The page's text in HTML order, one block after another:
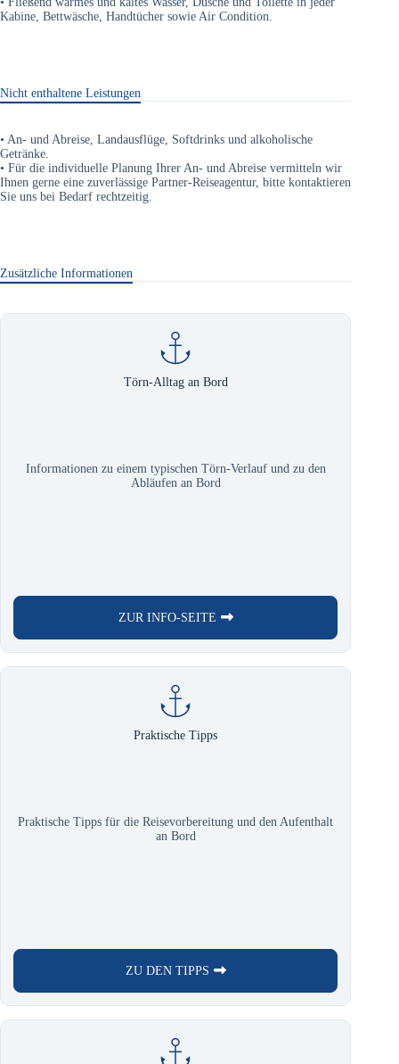
Kabine, Bettwäsche, Handtücher sowie Air Condition.
Nicht enthaltene Leistungen
• An- und Abreise, Landausflüge, Softdrinks und alkoholische
Getränke.
• Für die individuelle Planung Ihrer An- und Abreise vermitteln wir
Ihnen gerne eine zuverlässige Partner-Reiseagentur, bitte kontaktieren
Sie uns bei Bedarf rechtzeitig.
Zusätzliche Informationen
Törn-Alltag an Bord
Informationen zu einem typischen Törn-Verlauf und zu den
Abläufen an Bord
ZUR INFO-SEITE
Praktische Tipps
Praktische Tipps für die Reisevorbereitung und den Aufenthalt
an Bord
ZU DEN TIPPS